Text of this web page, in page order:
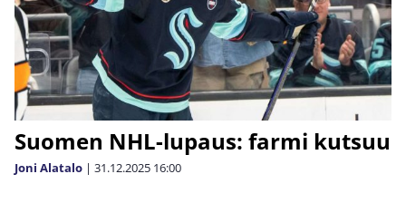
Suomen NHL-lupaus: farmi kutsuu
Joni Alatalo | 31.12.2025 16:00